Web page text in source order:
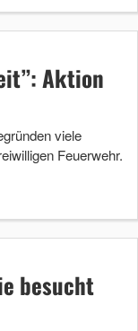
Aktion
viele
Feuerwehr.
besucht